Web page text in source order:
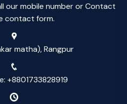
our mobile number or Contact
contact form.
matha), Rangpur
+8801733828919